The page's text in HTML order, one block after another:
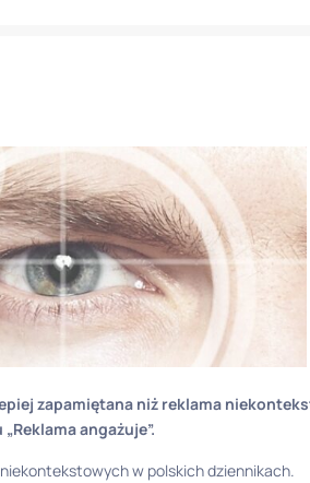
zapamiętana niż reklama
angażuje”.
w polskich dziennikach.